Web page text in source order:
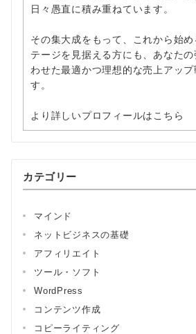
日々愚直に積み重ねています。
その集大成をもって、これから始
テージを見据える方にも、あなた
わせた最適かつ理想的な売上アップ
す。
より詳しいプロフィールはこちら
カテゴリー
マインド
ネットビジネスの基礎
アフィリエイト
ツール・ソフト
WordPress
コンテンツ作成
コピーライティング